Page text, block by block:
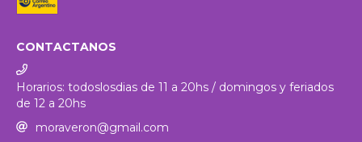
CONTACTANOS
Horarios: todoslosdias de 11 a 20hs / domingos y feriados
de 12 a 20hs
moraveron@gmail.com